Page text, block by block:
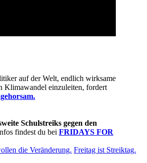
auf der Welt, endlich wirksame
Klimawandel einzuleiten, fordert
Schulstreiks gegen den
findest du bei FRIDAYS FOR
die Veränderung. Freitag ist Streiktag.